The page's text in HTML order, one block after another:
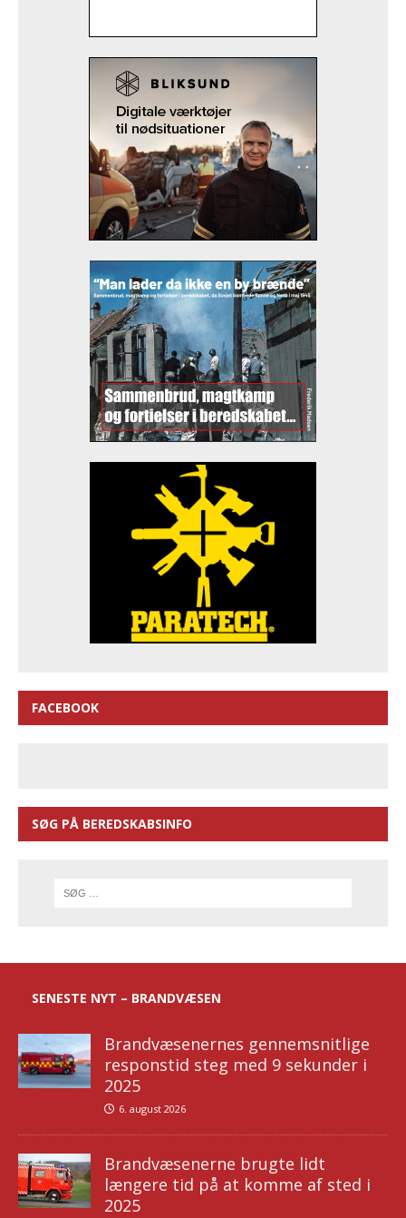
FACEBOOK
SØG PÅ BEREDSKABSINFO
SENESTE NYT – BRANDVÆSEN
Brandvæsenernes gennemsnitlige
responstid steg med 9 sekunder i
2025
6. august 2026
Brandvæsenerne brugte lidt
længere tid på at komme af sted i
2025